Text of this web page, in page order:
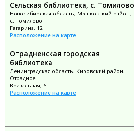
Сельская библиотека, с. Томилово
Новосибирская область, Мошковский район,
с. Томилово
Гагарина, 12
Расположение на карте
Отрадненская городская
библиотека
Ленинградская область, Кировский район,
Отрадное
Вокзальная, 6
Расположение на карте